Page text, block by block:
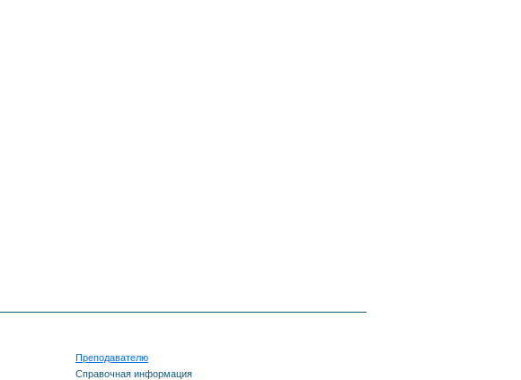
Преподавателю
Справочная информация